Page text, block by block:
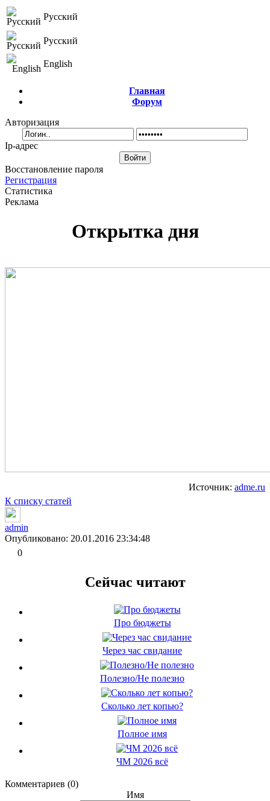
Русский
Русский
English
Главная
Форум
Авторизация
Ip-адрес
Восстановление пароля
Регистрация
Статистика
Реклама
Открытка дня
Источник: adme.ru
К списку статей
admin
Опубликовано: 20.01.2016 23:34:48
0
Сейчас читают
Про бюджеты
Через час свидание
Полезно/Не полезно
Сколько лет копью?
Полное имя
ЧМ 2026 всё
Комментариев (0)
Имя